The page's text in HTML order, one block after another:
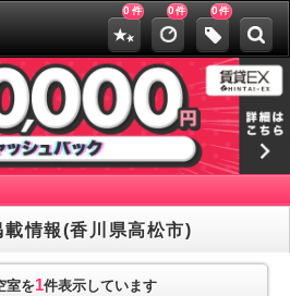
0 件 0件 0件
情報(香川県高松市)
室を1件表示しています